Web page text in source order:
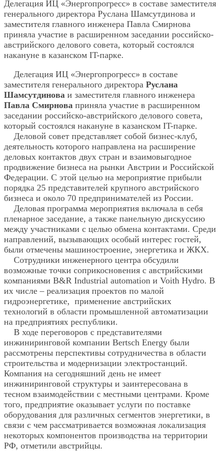
Делегация ИЦ «Энергопрогресс» в составе заместителя
генерального директора Руслана Шамсутдинова и
заместителя главного инженера Павла Смирнова
приняла участие в расширенном заседании российско-
австрийского делового совета, который состоялся
накануне в казанском IT-парке.
Делегация ИЦ «Энергопрогресс» в составе
заместителя генерального директора Руслана
Шамсутдинова и заместителя главного инженера
Павла Смирнова приняла участие в расширенном
заседании российско-австрийского делового совета,
который состоялся накануне в казанском IT-парке.
Деловой совет представляет собой бизнес-клуб,
деятельность которого направлена на расширение
деловых контактов двух стран и взаимовыгодное
продвижение бизнеса на рынки Австрии и Российской
Федерации. С этой целью на мероприятие прибыли
порядка 25 представителей крупного австрийского
бизнеса и около 70 предпринимателей из России.
Деловая программа мероприятия включала в себя
пленарное заседание, а также панельную дискуссию
между участниками с целью обмена контактами. Среди
направлений, вызывающих особый интерес гостей,
были отмечены машиностроение, энергетика и ЖКХ.
Сотрудники инженерного центра обсудили
возможные точки соприкосновения с австрийскими
компаниями B&R Industrial automation и Voith Hydro. В
их числе – реализация проектов по малой
гидроэнергетике, применение австрийских
технологий в области промышленной автоматизации
на предприятиях республики.
В ходе переговоров с представителями
инжиниринговой компании Bertsch Energy были
рассмотрены перспективы сотрудничества в области
строительства и модернизации электростанций.
Компания на сегодняшний день не имеет
инжиниринговой структуры и заинтересована в
тесном взаимодействии с местными центрами. Кроме
того, предприятие оказывает услуги по поставке
оборудования для различных сегментов энергетики, в
связи с чем рассматривается возможная локализация
некоторых компонентов производства на территории
РФ, отметили австрийцы.